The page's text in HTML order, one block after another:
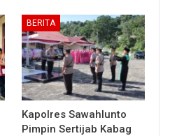
BERITA
Kapolres Sawahlunto
Pimpin Sertijab Kabag